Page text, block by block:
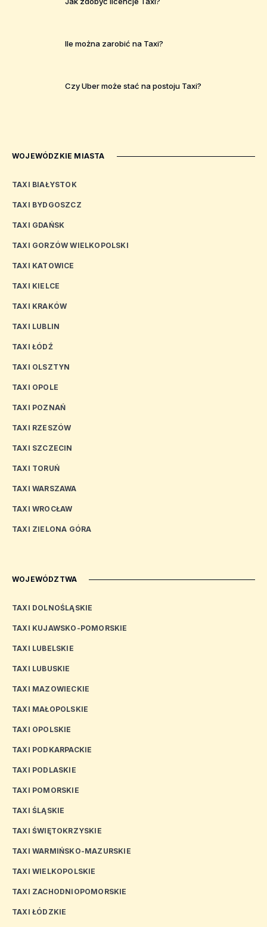
Ile można zarobić na Taxi?
Czy Uber może stać na postoju Taxi?
WOJEWÓDZKIE MIASTA
TAXI BIAŁYSTOK
TAXI BYDGOSZCZ
TAXI GDAŃSK
TAXI GORZÓW WIELKOPOLSKI
TAXI KATOWICE
TAXI KIELCE
TAXI KRAKÓW
TAXI LUBLIN
TAXI ŁÓDŹ
TAXI OLSZTYN
TAXI OPOLE
TAXI POZNAŃ
TAXI RZESZÓW
TAXI SZCZECIN
TAXI TORUŃ
TAXI WARSZAWA
TAXI WROCŁAW
TAXI ZIELONA GÓRA
WOJEWÓDZTWA
TAXI DOLNOŚLĄSKIE
TAXI KUJAWSKO-POMORSKIE
TAXI LUBELSKIE
TAXI LUBUSKIE
TAXI MAZOWIECKIE
TAXI MAŁOPOLSKIE
TAXI OPOLSKIE
TAXI PODKARPACKIE
TAXI PODLASKIE
TAXI POMORSKIE
TAXI ŚLĄSKIE
TAXI ŚWIĘTOKRZYSKIE
TAXI WARMIŃSKO-MAZURSKIE
TAXI WIELKOPOLSKIE
TAXI ZACHODNIOPOMORSKIE
TAXI ŁÓDZKIE